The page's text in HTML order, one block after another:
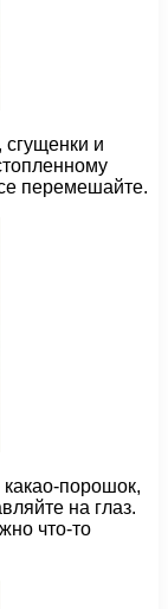
и
перемешайте.
порошок,
на глаз.
что-то